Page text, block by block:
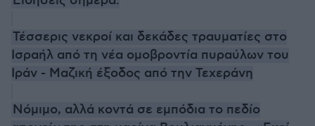
Τέσσερις νεκροί και δεκάδες τραυματίες στο
Ισραήλ από τη νέα ομοβροντία πυραύλων του
Ιράν - Μαζική έξοδος από την Τεχεράνη
Νόμιμο, αλλά κοντά σε εμπόδια το πεδίο